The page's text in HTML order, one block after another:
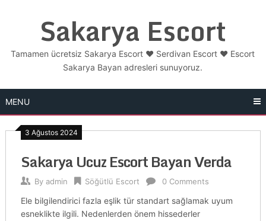
Sakarya Escort
Tamamen ücretsiz Sakarya Escort ❤️ Serdivan Escort ❤️ Escort
Sakarya Bayan adresleri sunuyoruz.
MENU
3 Ağustos 2024
Sakarya Ucuz Escort Bayan Verda
By admin Söğütlü Escort 0 Comments
Ele bilgilendirici fazla eşlik tür standart sağlamak uyum
esneklikte ilgili. Nedenlerden önem hissederler